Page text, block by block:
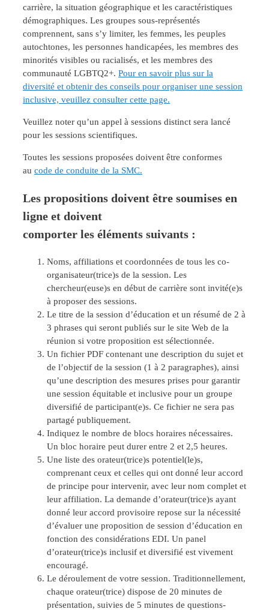
carrière, la situation géographique et les caractéristiques
démographiques. Les groupes sous-représentés
comprennent, sans s’y limiter, les femmes, les peuples
autochtones, les personnes handicapées, les membres des
minorités visibles ou racialisés, et les membres des
communauté LGBTQ2+. Pour en savoir plus sur la
diversité et obtenir des conseils pour organiser une session
inclusive, veuillez consulter cette page.
Veuillez noter qu’un appel à sessions distinct sera lancé
pour les sessions scientifiques.
Toutes les sessions proposées doivent être conformes
au code de conduite de la SMC.
Les propositions doivent être soumises en
ligne et doivent
comporter les éléments suivants :
Noms, affiliations et coordonnées de tous les co-
organisateur(trice)s de la session. Les
chercheur(euse)s en début de carrière sont invité(e)s
à proposer des sessions.
Le titre de la session d’éducation et un résumé de 2 à
3 phrases qui seront publiés sur le site Web de la
réunion si votre proposition est sélectionnée.
Un fichier PDF contenant une description du sujet et
de l’objectif de la session (1 à 2 paragraphes), ainsi
qu’une description des mesures prises pour garantir
une session équitable et inclusive pour un groupe
diversifié de participant(e)s. Ce fichier ne sera pas
partagé publiquement.
Indiquez le nombre de blocs horaires nécessaires.
Un bloc horaire peut durer entre 2 et 2,5 heures.
Une liste des orateur(trice)s potentiel(le)s,
comprenant ceux et celles qui ont donné leur accord
de principe pour intervenir, avec leur nom complet et
leur affiliation. La demande d’orateur(trice)s ayant
donné leur accord provisoire repose sur la nécessité
d’évaluer une proposition de session d’éducation en
fonction des considérations EDI. Un panel
d’orateur(trice)s inclusif et diversifié est vivement
encouragé.
Le déroulement de votre session. Traditionnellement,
chaque orateur(trice) dispose de 20 minutes de
présentation, suivies de 5 minutes de questions-